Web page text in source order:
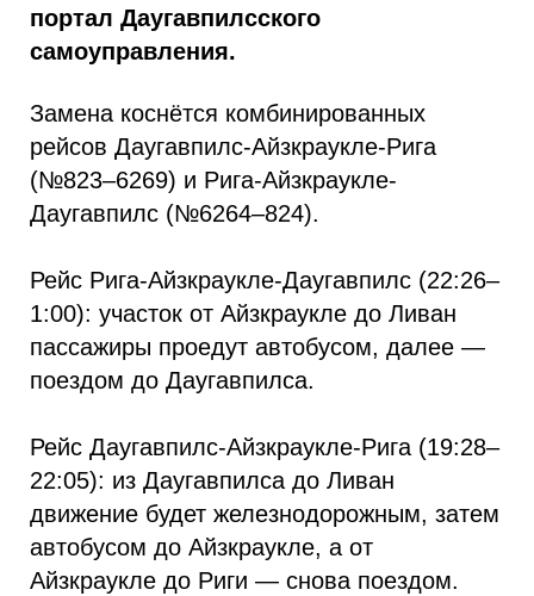
портал Даугавпилсского
самоуправления.
Замена коснётся комбинированных
рейсов Даугавпилс-Айзкраукле-Рига
(№823–6269) и Рига-Айзкраукле-
Даугавпилс (№6264–824).
Рейс Рига-Айзкраукле-Даугавпилс (22:26–
1:00): участок от Айзкраукле до Ливан
пассажиры проедут автобусом, далее —
поездом до Даугавпилса.
Рейс Даугавпилс-Айзкраукле-Рига (19:28–
22:05): из Даугавпилса до Ливан
движение будет железнодорожным, затем
автобусом до Айзкраукле, а от
Айзкраукле до Риги — снова поездом.